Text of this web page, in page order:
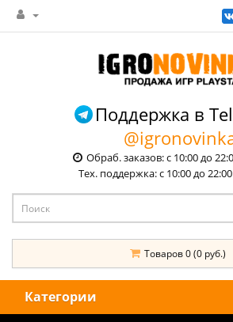
Поддержка в
Обраб. заказов: с 10:00 до
Тех. поддержка: с 10:00 до
Товаров 0 (0 руб.)
Категории